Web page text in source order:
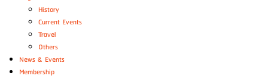
History
Current Events
Travel
Others
News & Events
Membership